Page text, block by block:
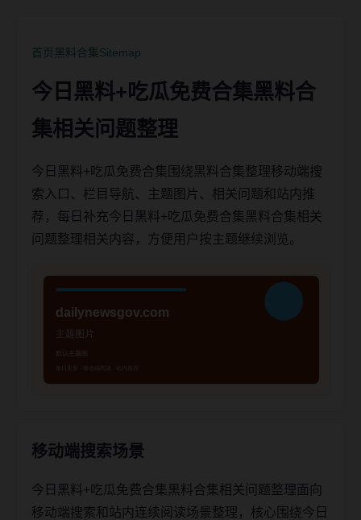
首页黑料合集Sitemap
今日黑料+吃瓜免费合集黑料合
集相关问题整理
今日黑料+吃瓜免费合集围绕黑料合集整理移动端搜
索入口、栏目导航、主题图片、相关问题和站内推
荐，每日补充今日黑料+吃瓜免费合集黑料合集相关
问题整理相关内容，方便用户按主题继续浏览。
移动端搜索场景
今日黑料+吃瓜免费合集黑料合集相关问题整理面向
移动端搜索和站内连续阅读场景整理，核心围绕今日